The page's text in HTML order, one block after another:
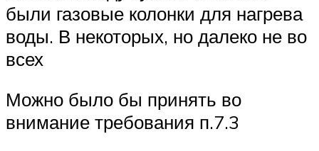
были газовые колонки для нагрева
воды. В некоторых, но далеко не во
всех
Можно было бы принять во
внимание требования п.7.3